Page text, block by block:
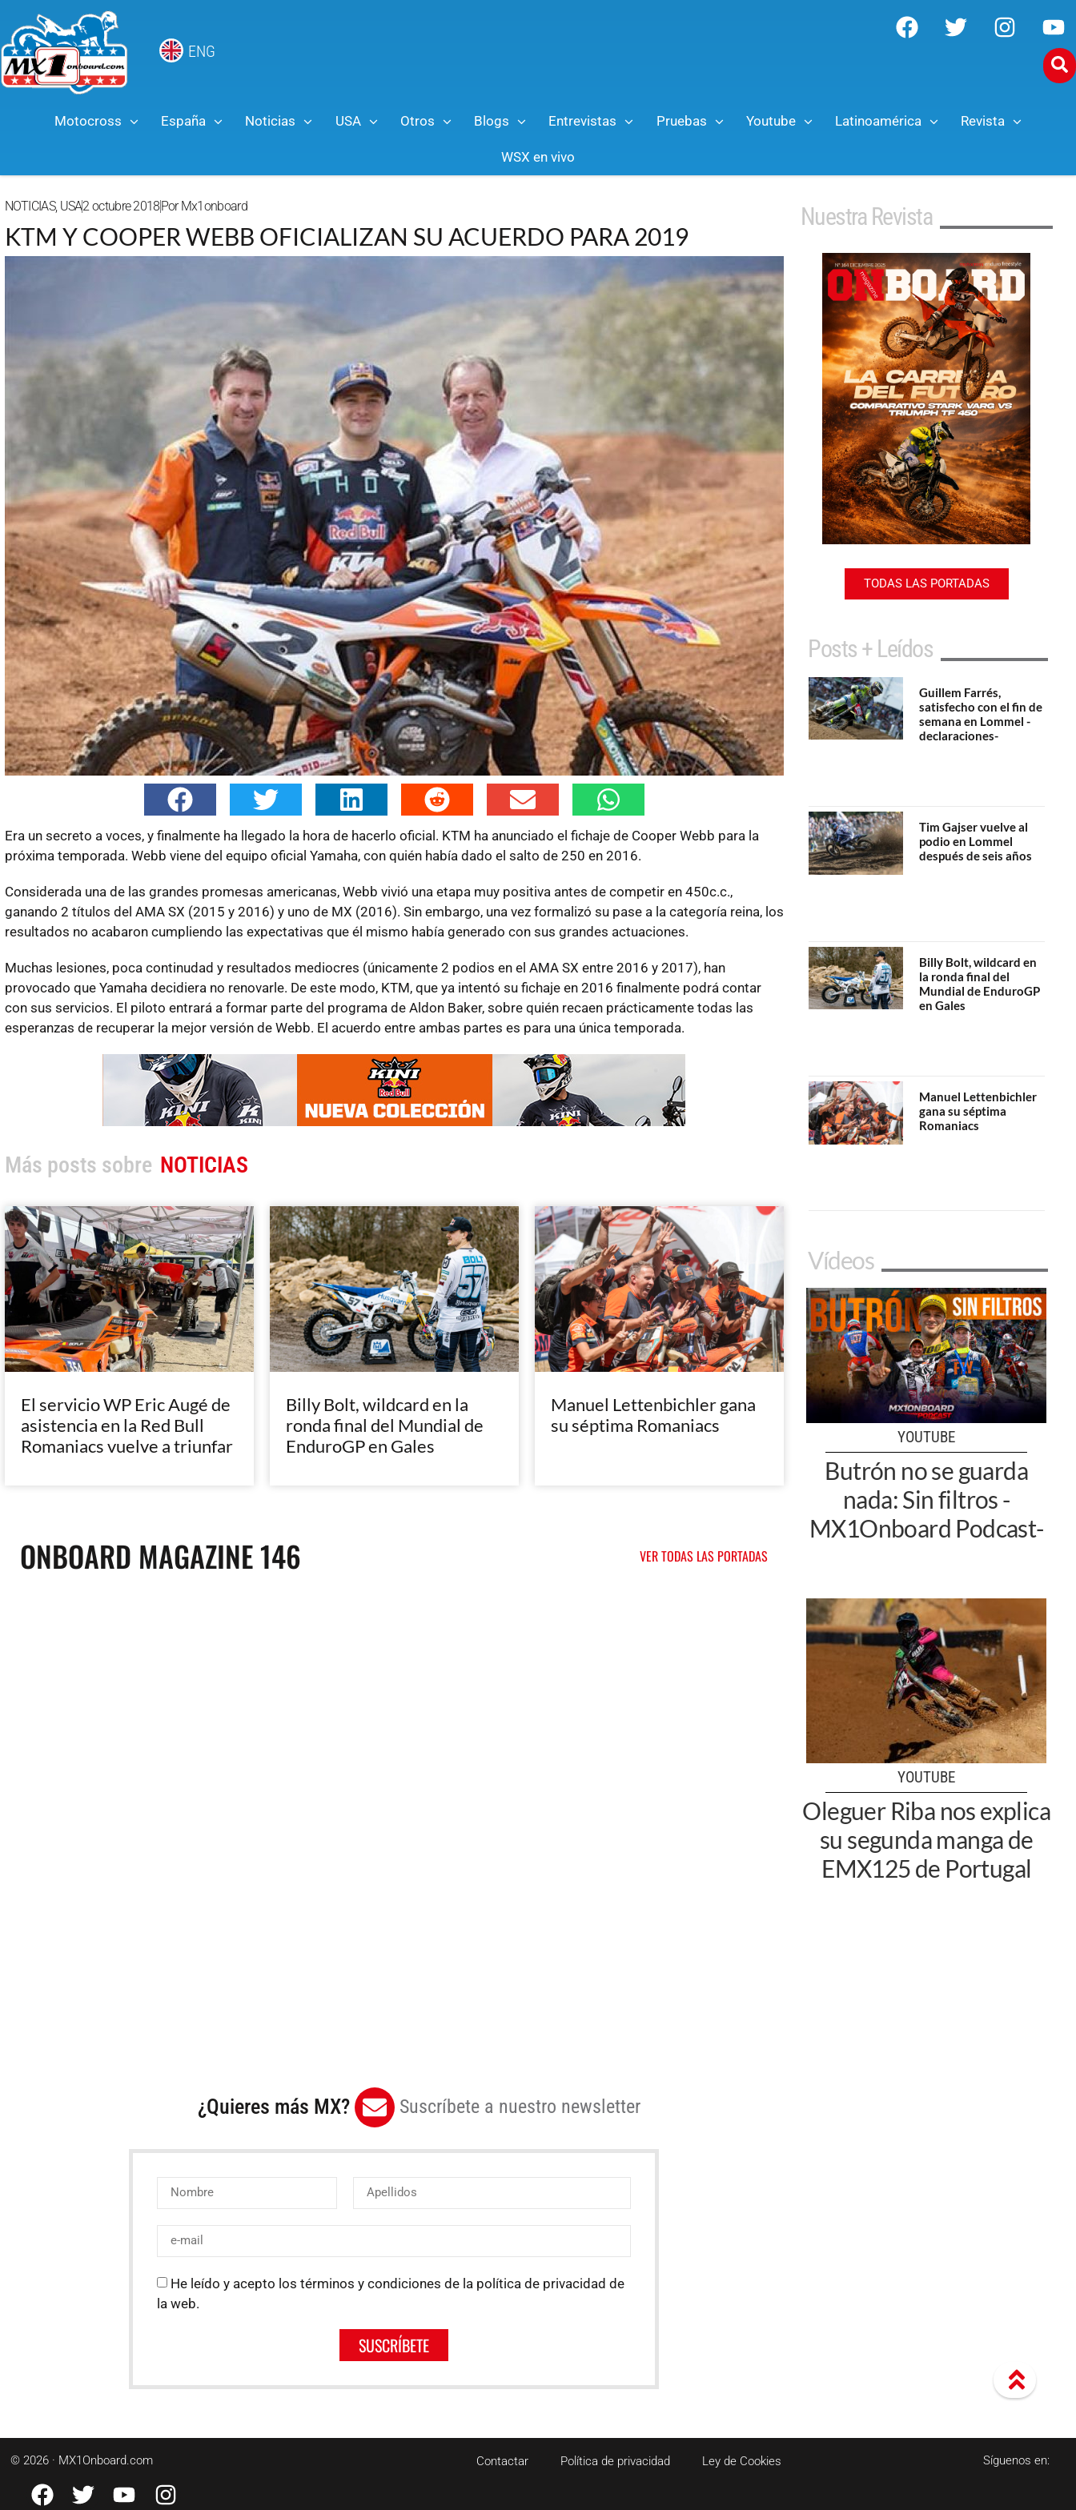
ENG
Motocross España Noticias USA Otros Blogs Entrevistas Pruebas Youtube Latinoamérica Revista
WSX en vivo
NOTICIAS, USA2 octubre 2018PorMx1onboard
KTM Y COOPER WEBB OFICIALIZAN SU ACUERDO PARA 2019
Era un secreto a voces, y finalmente ha llegado la hora de hacerlo oficial. KTM ha anunciado el fichaje de Cooper Webb para la
próxima temporada. Webb viene del equipo oficial Yamaha, con quién había dado el salto de 250 en 2016.
Considerada una de las grandes promesas americanas, Webb vivió una etapa muy positiva antes de competir en 450c.c.,
ganando 2 títulos del AMA SX (2015 y 2016) y uno de MX (2016). Sin embargo, una vez formalizó su pase a la categoría reina, los
resultados no acabaron cumpliendo las expectativas que él mismo había generado con sus grandes actuaciones.
Muchas lesiones, poca continudad y resultados mediocres (únicamente 2 podios en el AMA SX entre 2016 y 2017), han
provocado que Yamaha decidiera no renovarle. De este modo, KTM, que ya intentó su fichaje en 2016 finalmente podrá contar
con sus servicios. El piloto entrará a formar parte del programa de Aldon Baker, sobre quién recaen prácticamente todas las
esperanzas de recuperar la mejor versión de Webb. El acuerdo entre ambas partes es para una única temporada.
Más posts sobre NOTICIAS
El servicio WP Eric Augé de
asistencia en la Red Bull
Romaniacs vuelve a triunfar
Billy Bolt, wildcard en la
ronda final del Mundial de
EnduroGP en Gales
Manuel Lettenbichler gana
su séptima Romaniacs
ONBOARD MAGAZINE 146 VER TODAS LAS PORTADAS
¿Quieres más MX? Suscríbete a nuestro newsletter
He leído y acepto los términos y condiciones de la política de privacidad de
la web.
SUSCRÍBETE
Nuestra Revista
TODAS LAS PORTADAS
Posts + Leídos
Guillem Farrés,
satisfecho con el fin de
semana en Lommel -
declaraciones-
Tim Gajser vuelve al
podio en Lommel
después de seis años
Billy Bolt, wildcard en
la ronda final del
Mundial de EnduroGP
en Gales
Manuel Lettenbichler
gana su séptima
Romaniacs
Vídeos
YOUTUBE
Butrón no se guarda
nada: Sin filtros -
MX1Onboard Podcast-
YOUTUBE
Oleguer Riba nos explica
su segunda manga de
EMX125 de Portugal
© 2026 · MX1Onboard.com Contactar Política de privacidad Ley de Cookies Síguenos en: